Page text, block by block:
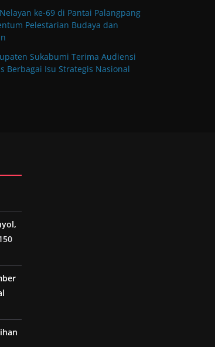
ke-69 di Pantai Palangpang
Pelestarian Budaya dan
Sukabumi Terima Audiensi
Berbagai Isu Strategis Nasional